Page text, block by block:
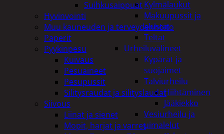
Kylmälaukut
Makuupussit ja
alustat
Teltat
Urheiluvälineet
Kypärät ja
suojaimet
Talviurheilu
Hiihtäminen
Jääkiekko
Vesiurheilu ja
uimalelut
Suihkusaippuat
Hyvinvointi
Muu kauneuden ja terveydenhoito
Paperit
Pyykinpesu
Kuivaus
Pesuaineet
Pesupussit
Silitysraudat ja silityslaudat
Siivous
Liinat ja sienet
Mopit, harjat ja varret